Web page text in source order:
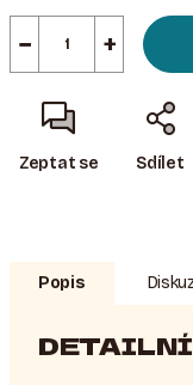
+
−
Zeptat se Sdílet
Popis